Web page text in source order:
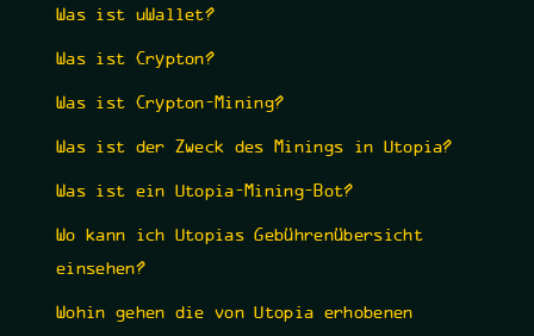
Was ist uWallet?
Was ist Crypton?
Was ist Crypton-Mining?
Was ist der Zweck des Minings in Utopia?
Was ist ein Utopia-Mining-Bot?
Wo kann ich Utopias Gebührenübersicht
einsehen?
Wohin gehen die von Utopia erhobenen